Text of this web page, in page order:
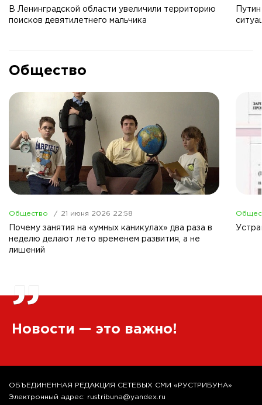
В Ленинградской области увеличили территорию
поисков девятилетнего мальчика
Общество
Общество 21 июня 2026 22:58
Почему занятия на «умных каникулах» два раза в
неделю делают лето временем развития, а не
лишений
”
Новости — это важно!
ОБЪЕДИНЕННАЯ РЕДАКЦИЯ СЕТЕВЫХ СМИ «РУСТРИБУНА»
Электронный адрес: rustribuna@yandex.ru